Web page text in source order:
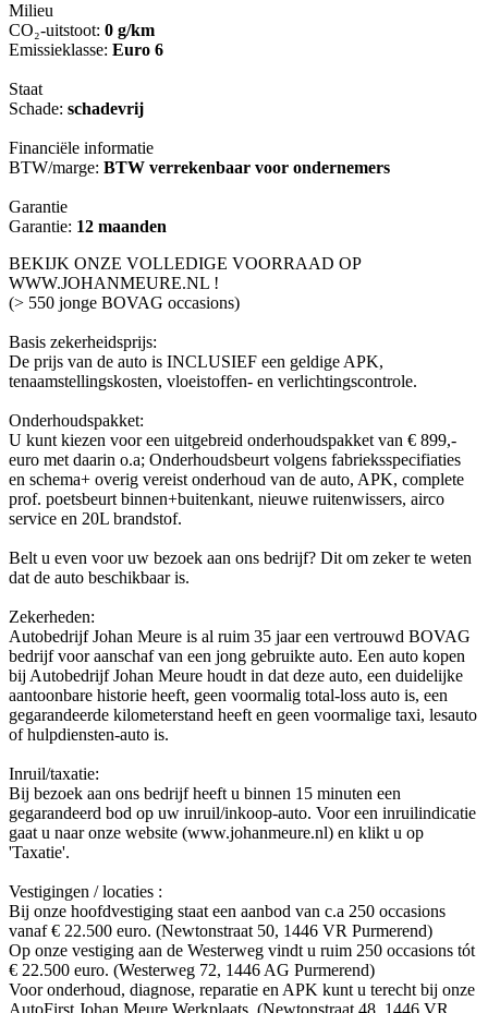
Milieu
CO₂-uitstoot: 0 g/km
Emissieklasse: Euro 6
Staat
Schade: schadevrij
Financiële informatie
BTW/marge: BTW verrekenbaar voor ondernemers
Garantie
Garantie: 12 maanden
BEKIJK ONZE VOLLEDIGE VOORRAAD OP
WWW.JOHANMEURE.NL !
(> 550 jonge BOVAG occasions)
Basis zekerheidsprijs:
De prijs van de auto is INCLUSIEF een geldige APK,
tenaamstellingskosten, vloeistoffen- en verlichtingscontrole.
Onderhoudspakket:
U kunt kiezen voor een uitgebreid onderhoudspakket van € 899,-
euro met daarin o.a; Onderhoudsbeurt volgens fabrieksspecifiaties
en schema+ overig vereist onderhoud van de auto, APK, complete
prof. poetsbeurt binnen+buitenkant, nieuwe ruitenwissers, airco
service en 20L brandstof.
Belt u even voor uw bezoek aan ons bedrijf? Dit om zeker te weten
dat de auto beschikbaar is.
Zekerheden:
Autobedrijf Johan Meure is al ruim 35 jaar een vertrouwd BOVAG
bedrijf voor aanschaf van een jong gebruikte auto. Een auto kopen
bij Autobedrijf Johan Meure houdt in dat deze auto, een duidelijke
aantoonbare historie heeft, geen voormalig total-loss auto is, een
gegarandeerde kilometerstand heeft en geen voormalige taxi, lesauto
of hulpdiensten-auto is.
Inruil/taxatie:
Bij bezoek aan ons bedrijf heeft u binnen 15 minuten een
gegarandeerd bod op uw inruil/inkoop-auto. Voor een inruilindicatie
gaat u naar onze website (www.johanmeure.nl) en klikt u op
'Taxatie'.
Vestigingen / locaties :
Bij onze hoofdvestiging staat een aanbod van c.a 250 occasions
vanaf € 22.500 euro. (Newtonstraat 50, 1446 VR Purmerend)
Op onze vestiging aan de Westerweg vindt u ruim 250 occasions tót
€ 22.500 euro. (Westerweg 72, 1446 AG Purmerend)
Voor onderhoud, diagnose, reparatie en APK kunt u terecht bij onze
AutoFirst Johan Meure Werkplaats. (Newtonstraat 48, 1446 VR